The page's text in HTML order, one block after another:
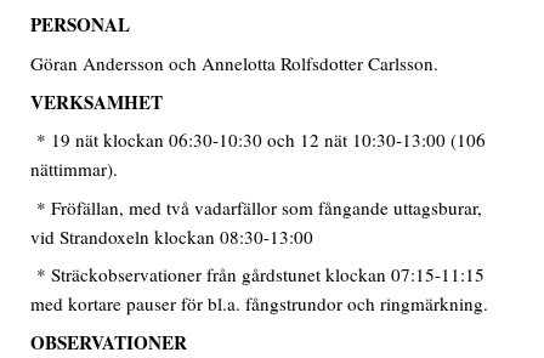
PERSONAL
Göran Andersson och Annelotta Rolfsdotter Carlsson.
VERKSAMHET
* 19 nät klockan 06:30-10:30 och 12 nät 10:30-13:00 (106
nättimmar).
* Fröfällan, med två vadarfällor som fångande uttagsburar,
vid Strandoxeln klockan 08:30-13:00
* Sträckobservationer från gårdstunet klockan 07:15-11:15
med kortare pauser för bl.a. fångstrundor och ringmärkning.
OBSERVATIONER